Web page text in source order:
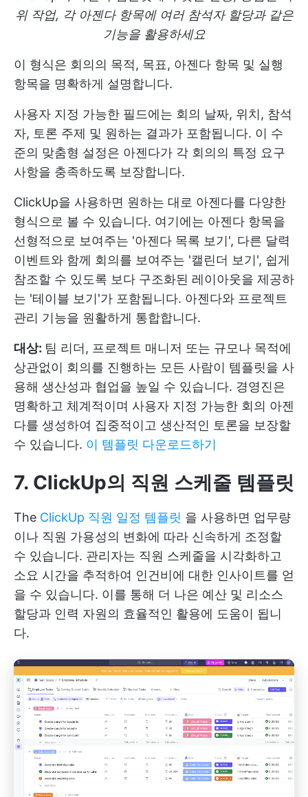
위 작업, 각 아젠다 항목에 여러 참석자 할당과 같은
기능을 활용하세요
이 형식은 회의의 목적, 목표, 아젠다 항목 및 실행
항목을 명확하게 설명합니다.
사용자 지정 가능한 필드에는 회의 날짜, 위치, 참석
자, 토론 주제 및 원하는 결과가 포함됩니다. 이 수
준의 맞춤형 설정은 아젠다가 각 회의의 특정 요구
사항을 충족하도록 보장합니다.
ClickUp을 사용하면 원하는 대로 아젠다를 다양한
형식으로 볼 수 있습니다. 여기에는 아젠다 항목을
선형적으로 보여주는 '아젠다 목록 보기', 다른 달력
이벤트와 함께 회의를 보여주는 '캘린더 보기', 쉽게
참조할 수 있도록 보다 구조화된 레이아웃을 제공하
는 '테이블 보기'가 포함됩니다. 아젠다와 프로젝트
관리 기능을 원활하게 통합합니다.
대상: 팀 리더, 프로젝트 매니저 또는 규모나 목적에
상관없이 회의를 진행하는 모든 사람이 템플릿을 사
용해 생산성과 협업을 높일 수 있습니다. 경영진은
명확하고 체계적이며 사용자 지정 가능한 회의 아젠
다를 생성하여 집중적이고 생산적인 토론을 보장할
수 있습니다. 이 템플릿 다운로드하기
7. ClickUp의 직원 스케줄 템플릿
The ClickUp 직원 일정 템플릿 을 사용하면 업무량
이나 직원 가용성의 변화에 따라 신속하게 조정할
수 있습니다. 관리자는 직원 스케줄을 시각화하고
소요 시간을 추적하여 인건비에 대한 인사이트를 얻
을 수 있습니다. 이를 통해 더 나은 예산 및 리소스
할당과 인력 자원의 효율적인 활용에 도움이 됩니
다.